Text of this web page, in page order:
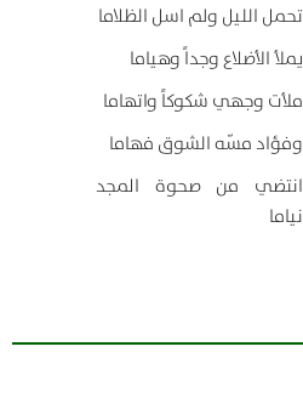
تحمل الليل ولم اسل الظلاما
يملأ الأضلاع وجداً وهياما
ملأت وجهي شكوكاً واتهاما
وفؤاد مسّه الشوق فهاما
انتضي من صحوة المجد
نياما